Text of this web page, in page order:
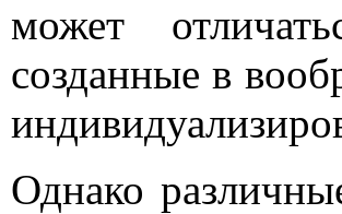
может
созданные в
Однако